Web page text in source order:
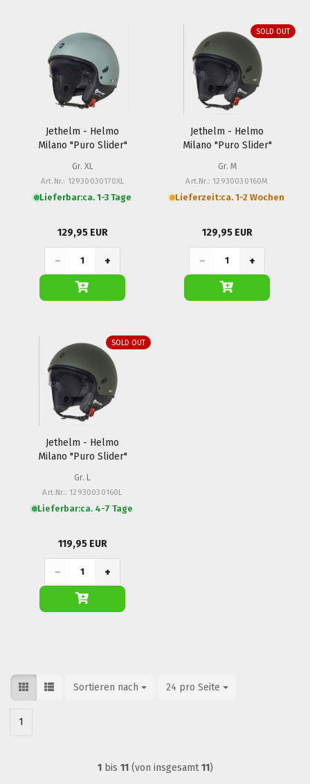
Jethelm - Helmo
Milano "Puro Slider"
Gr. XL
Art.Nr.: 12930030170XL
Lieferbar:ca. 1-3 Tage
129,95 EUR
− +
SOLD OUT
Jethelm - Helmo
Milano "Puro Slider"
Gr. M
Art.Nr.: 12930030160M
Lieferzeit:ca. 1-2 Wochen
129,95 EUR
− +
SOLD OUT
Jethelm - Helmo
Milano "Puro Slider"
Gr. L
Art.Nr.: 12930030160L
Lieferbar:ca. 4-7 Tage
119,95 EUR
− +
Sortieren nach
Sortieren nach 24 pro Seite
pro Seite
1
1bis 11(von insgesamt11)